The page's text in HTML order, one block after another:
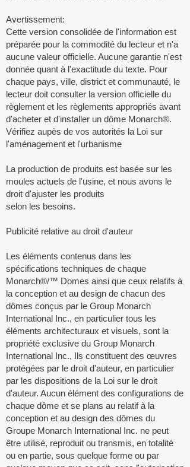
Avertissement:
Cette version consolidée de l'information est
préparée pour la commodité du lecteur et n'a
aucune valeur officielle. Aucune garantie n'est
donnée quant à l'exactitude du texte. Pour
chaque pays, ville, district et communauté, le
lecteur doit consulter la version officielle du
règlement et les règlements appropriés avant
d'acheter et d'installer un dôme Monarch®.
Vérifiez aupès de vos autorités la Loi sur
l'aménagement et l'urbanisme
La production de produits est basée sur les
moules actuels de l'usine, et nous avons le
droit d'ajuster les produits
selon les besoins.
Publicité relative au droit d'auteur
Les éléments contenus dans les
spécifications techniques de chaque
Monarch®/™ Domes ainsi que ceux relatifs à
la conception et au design de chacun des
dômes conçus par le Group Monarch
International Inc., en particulier tous les
éléments architecturaux et visuels, sont la
propriété exclusive du Group Monarch
International Inc., Ils constituent des œuvres
protégées par le droit d'auteur, en particulier
par les dispositions de la Loi sur le droit
d'auteur. Aucun élément des configurations de
chaque dôme et se plans au relatif à la
conception et au design des dômes du
Groupe Monarch International Inc. ne peut
être utilisé, reproduit ou transmis, en totalité
ou en partie, sous quelque forme ou par